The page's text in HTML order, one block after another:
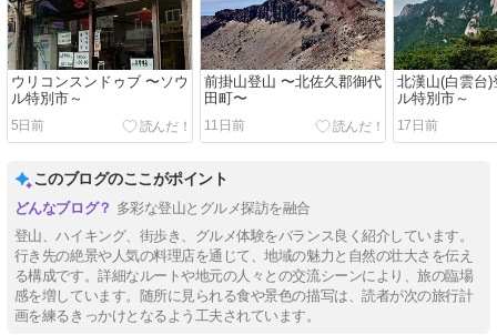
ウリコンスンドゥブ 〜ソウ
ル特別市～
5日前
前掛山登山 〜北佐久郡御代
田町〜
11日前
北漢山(白雲台)
ル特別市～
17日前
このブログのここがポイント
多彩な登山とグルメ探訪を融合
登山、ハイキング、街歩き、グルメ体験をバランス良く紹介しています。
行き先の絶景や人気の料理店を通じて、地域の魅力と自然の壮大さを伝え
る構成です。詳細なルートや地元の人々との交流シーンにより、旅の臨場
感を増しています。随所に見られる食や景色の描写は、読者が次の旅行計
画を練るきっかけとなるよう工夫されています。